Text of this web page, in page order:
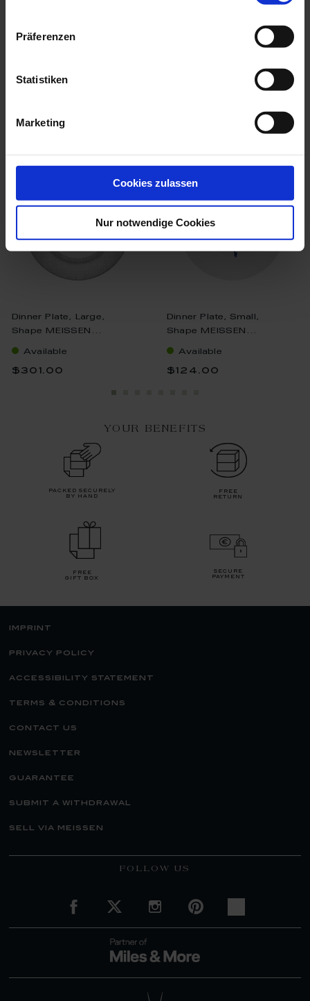
Präferenzen
Statistiken
Marketing
Cookies zulassen
Nur notwendige Cookies
Available
Espresso Cup & Saucer,
we think you’ll like these
Dinner Plate, Large,
Shape MEISSEN...
Available
$301.00
Dinner Plate, Small,
Shape MEISSEN...
Available
$124.00
YOUR BENEFITS
packed securely
by hand
free
return
free
gift box
secure
payment
imprint
privacy policy
accessibility statement
terms & conditions
contact us
newsletter
guarantee
submit a withdrawal
sell via meissen
FOLLOW US